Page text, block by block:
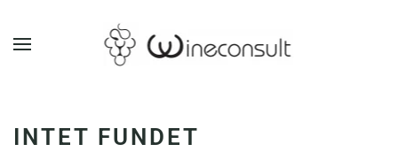
GÅ TIL HOVEDINDHOLD
INTET FUNDET